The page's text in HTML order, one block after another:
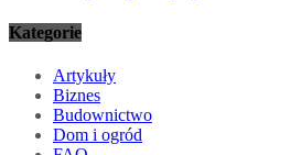
Kategorie
Artykuły
Biznes
Budownictwo
Dom i ogród